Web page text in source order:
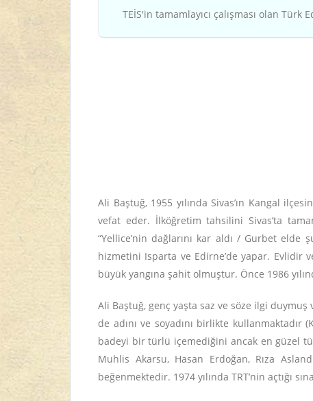
TEİS'in tamamlayıcı çalışması olan Türk
Ali Baştuğ, 1955 yılında Sivas’ın Kangal
vefat eder. İlköğretim tahsilini Sivas’ta
“Yellice’nin dağlarını kar aldı / Gurbet elde
hizmetini Isparta ve Edirne’de yapar. Evlidir
büyük yangına şahit olmuştur. Önce 1986
Ali Baştuğ, genç yaşta saz ve söze ilgi duymuş
de adını ve soyadını birlikte
badeyi bir türlü içemediğini ancak en güzel
Muhlis Akarsu, Hasan Erdoğan, Rıza
beğenmektedir. 1974 yılında TRT’nin açtığı